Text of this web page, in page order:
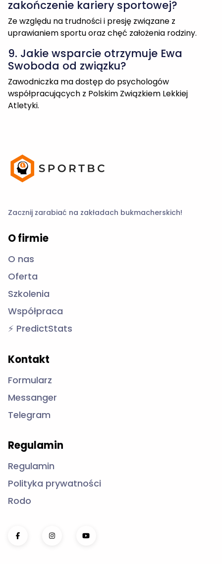
Zawodniczka ma dostęp do psychologów
współpracujących z Polskim Związkiem Lekkiej
Atletyki.
O firmie
O nas
Szkolenia
Współpraca
⚡ PredictStats
Formularz
Messanger
Regulamin
Polityka prywatności